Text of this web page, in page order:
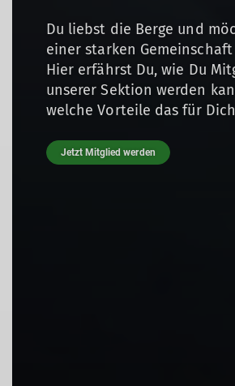
Du liebst die Berge und
einer starken Gemeinschaft
Hier erfährst Du, wie Du
unserer Sektion werden
welche Vorteile das für
Jetzt Mitglied werden